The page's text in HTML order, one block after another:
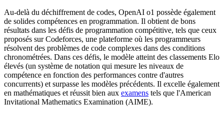
Au-delà du déchiffrement de codes, OpenAI o1 possède également
de solides compétences en programmation. Il obtient de bons
résultats dans les défis de programmation compétitive, tels que ceux
proposés sur Codeforces, une plateforme où les programmeurs
résolvent des problèmes de code complexes dans des conditions
chronométrées. Dans ces défis, le modèle atteint des classements Elo
élevés (un système de notation qui mesure les niveaux de
compétence en fonction des performances contre d'autres
concurrents) et surpasse les modèles précédents. Il excelle également
en mathématiques et réussit bien aux examens tels que l'American
Invitational Mathematics Examination (AIME).